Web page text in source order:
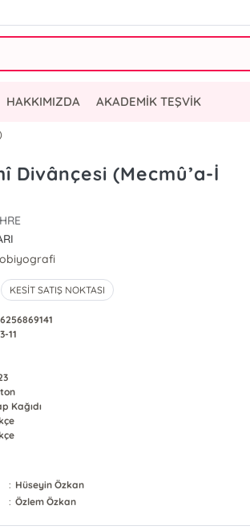
HAKKIMIZDA AKADEMİK TEŞVİK
Divânçesi (Mecmû’a-İ
KESİT SATIŞ NOKTASI
11
Kağıdı
: Hüseyin Özkan
: Özlem Özkan